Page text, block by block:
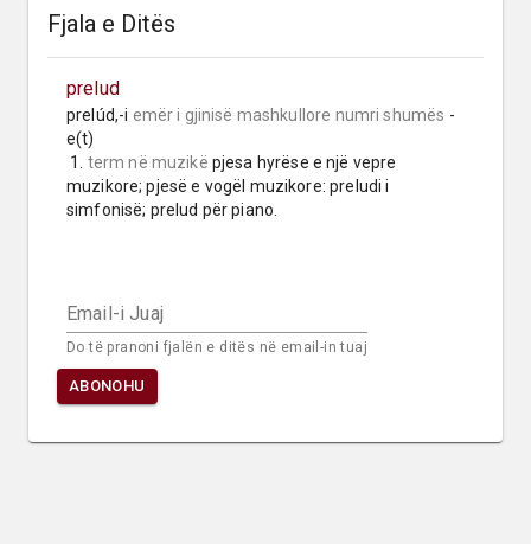
Fjala e Ditës
prelud
prelúd,-i emër i gjinisë mashkullore numri shumës -
e(t)
1. term në muzikë pjesa hyrëse e një vepre
muzikore; pjesë e vogël muzikore: preludi i
simfonisë; prelud për piano.
Email-i Juaj
Do të pranoni fjalën e ditës në email-in tuaj
ABONOHU